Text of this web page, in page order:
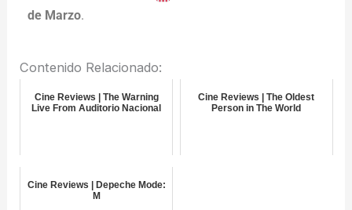
de Marzo.
Contenido Relacionado:
Cine Reviews | The Warning
Live From Auditorio Nacional
Cine Reviews | The Oldest
Person in The World
Cine Reviews | Depeche Mode:
M